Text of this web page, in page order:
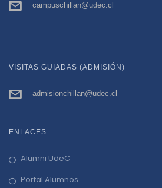
campuschillan@udec.cl
VISITAS GUIADAS (ADMISIÓN)
admisionchillan@udec.cl
ENLACES
Alumni UdeC
Portal Alumnos